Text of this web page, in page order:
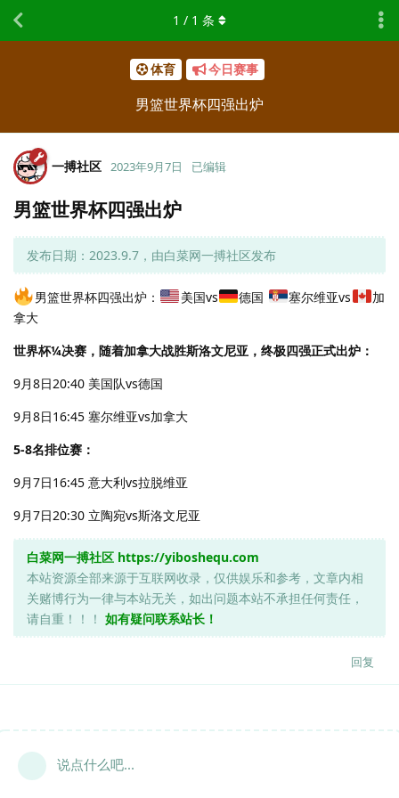
体育 今日赛事
男篮世界杯四强出炉
1 / 1 条
一搏社区 2023年9月7日 已编辑
男篮世界杯四强出炉
发布日期：2023.9.7，由白菜网一搏社区发布
男篮世界杯四强出炉： 美国vs 德国 塞尔维亚vs
加
拿大
世界杯¼决赛，随着加拿大战胜斯洛文尼亚，终极四强正式出炉：
9月8日20:40 美国队vs德国
9月8日16:45 塞尔维亚vs加拿大
5-8名排位赛：
9月7日16:45 意大利vs拉脱维亚
9月7日20:30 立陶宛vs斯洛文尼亚
白菜网一搏社区 https://yiboshequ.com
本站资源全部来源于互联网收录，仅供娱乐和参考，文章内相
关赌博行为一律与本站无关，如出问题本站不承担任何责任，
请自重！！！ 如有疑问联系站长！
回复
说点什么吧...